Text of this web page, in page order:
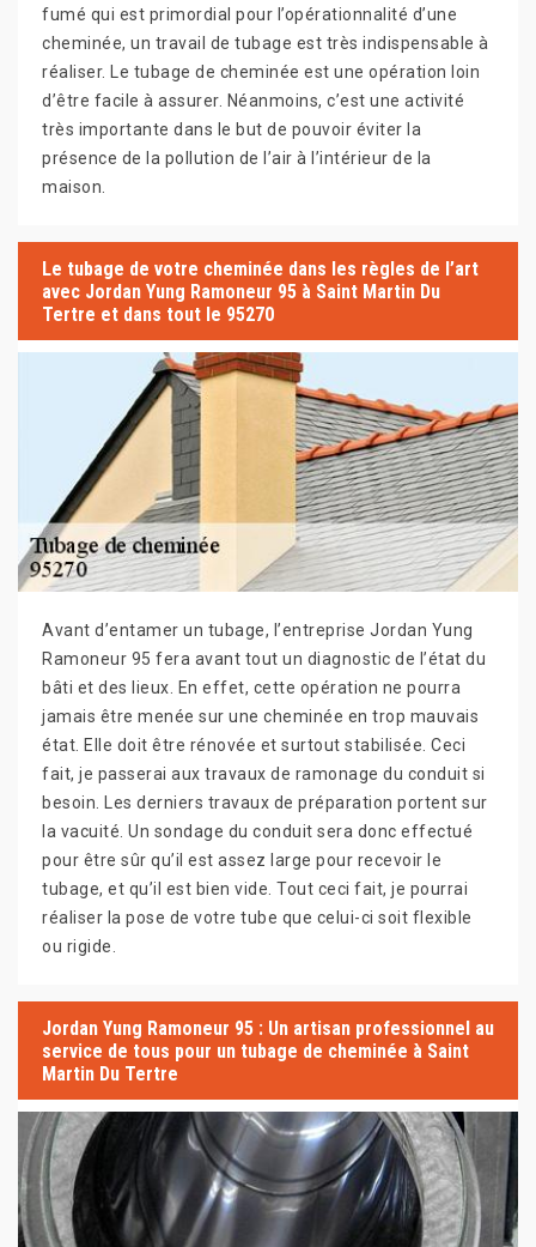
fumé qui est primordial pour l’opérationnalité d’une
cheminée, un travail de tubage est très indispensable à
réaliser. Le tubage de cheminée est une opération loin
d’être facile à assurer. Néanmoins, c’est une activité
très importante dans le but de pouvoir éviter la
présence de la pollution de l’air à l’intérieur de la
maison.
Le tubage de votre cheminée dans les règles de l’art
avec Jordan Yung Ramoneur 95 à Saint Martin Du
Tertre et dans tout le 95270
Avant d’entamer un tubage, l’entreprise Jordan Yung
Ramoneur 95 fera avant tout un diagnostic de l’état du
bâti et des lieux. En effet, cette opération ne pourra
jamais être menée sur une cheminée en trop mauvais
état. Elle doit être rénovée et surtout stabilisée. Ceci
fait, je passerai aux travaux de ramonage du conduit si
besoin. Les derniers travaux de préparation portent sur
la vacuité. Un sondage du conduit sera donc effectué
pour être sûr qu’il est assez large pour recevoir le
tubage, et qu’il est bien vide. Tout ceci fait, je pourrai
réaliser la pose de votre tube que celui-ci soit flexible
ou rigide.
Jordan Yung Ramoneur 95 : Un artisan professionnel au
service de tous pour un tubage de cheminée à Saint
Martin Du Tertre